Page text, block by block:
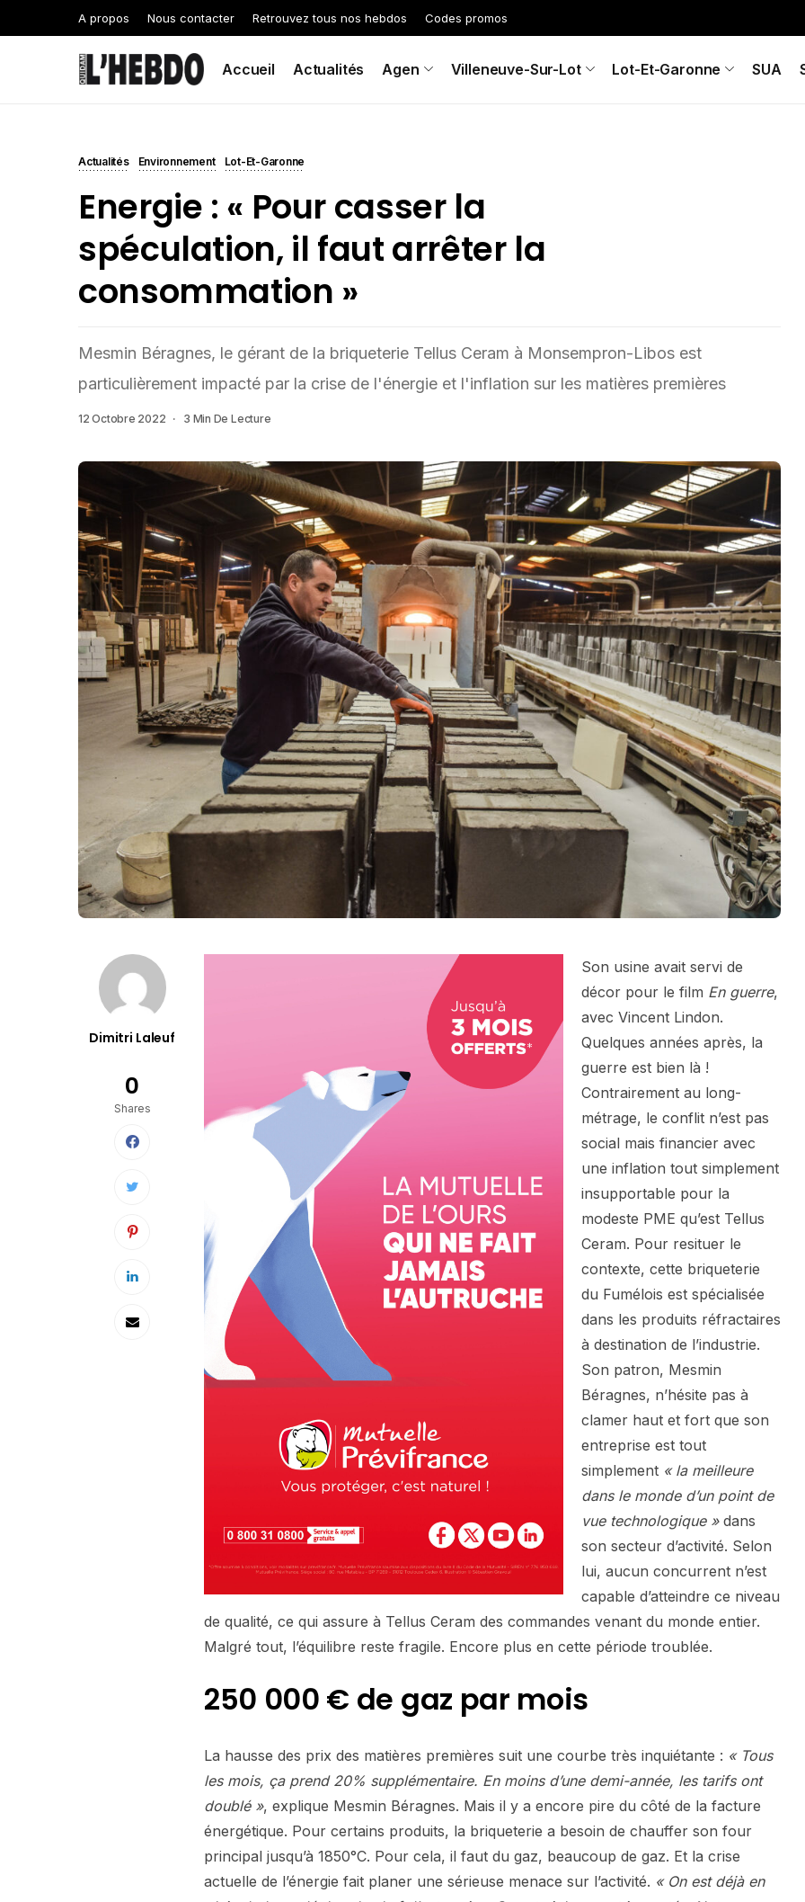
A propos Nous contacter Retrouvez tous nos hebdos Codes promos
Accueil Actualités Agen Villeneuve-Sur-Lot Lot-Et-Garonne SUA
Actualités Environnement Lot-Et-Garonne
Energie : « Pour casser la
spéculation, il faut arrêter la
consommation »
Mesmin Béragnes, le gérant de la briqueterie Tellus Ceram à Monsempron-Libos est
particulièrement impacté par la crise de l'énergie et l'inflation sur les matières premières
12 Octobre 2022 3 Min De Lecture
Dimitri Laleuf
0
Shares
Son usine avait servi de
décor pour le film En guerre,
avec Vincent Lindon.
Quelques années après, la
guerre est bien là !
Contrairement au long-
métrage, le conflit n’est pas
social mais financier avec
une inflation tout simplement
insupportable pour la
modeste PME qu’est Tellus
Ceram. Pour resituer le
contexte, cette briqueterie
du Fumélois est spécialisée
dans les produits réfractaires
à destination de l’industrie.
Son patron, Mesmin
Béragnes, n’hésite pas à
clamer haut et fort que son
entreprise est tout
simplement « la meilleure
dans le monde d’un point de
vue technologique » dans
son secteur d’activité. Selon
lui, aucun concurrent n’est
capable d’atteindre ce niveau
de qualité, ce qui assure à Tellus Ceram des commandes venant du monde entier.
Malgré tout, l’équilibre reste fragile. Encore plus en cette période troublée.
250 000 € de gaz par mois
La hausse des prix des matières premières suit une courbe très inquiétante : « Tous
les mois, ça prend 20% supplémentaire. En moins d’une demi-année, les tarifs ont
doublé », explique Mesmin Béragnes. Mais il y a encore pire du côté de la facture
énergétique. Pour certains produits, la briqueterie a besoin de chauffer son four
principal jusqu’à 1850°C. Pour cela, il faut du gaz, beaucoup de gaz. Et la crise
actuelle de l’énergie fait planer une sérieuse menace sur l’activité. « On est déjà en